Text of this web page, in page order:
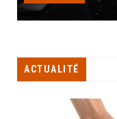
ACTUALITÉ